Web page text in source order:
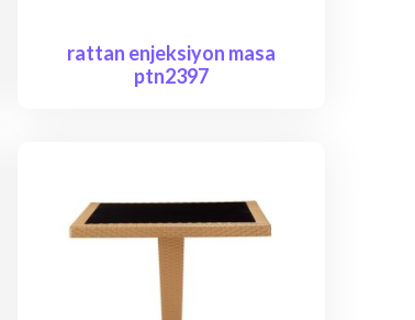
rattan enjeksiyon masa
ptn2397